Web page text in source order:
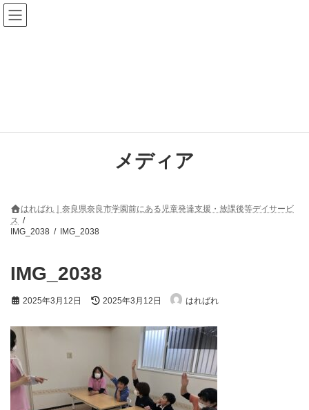
コ
ン
テ
ナ
ビ
ゲ
メディア
はればれ｜奈良県奈良市学園前にある児童発達支援・放課後等デイサービ
ス
IMG_2038
IMG_2038
IMG_2038
2025年3月12日
最
新
:
2025年3月12日 はればれ